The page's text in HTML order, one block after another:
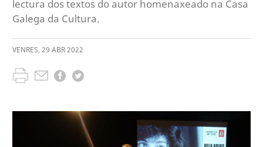
lectura dos textos do autor homenaxeado na Casa
Galega da Cultura.
VENRES, 29 ABR2022